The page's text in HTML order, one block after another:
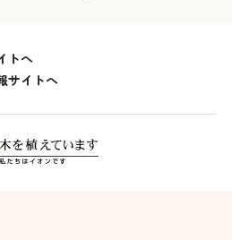
トへ
サイトへ